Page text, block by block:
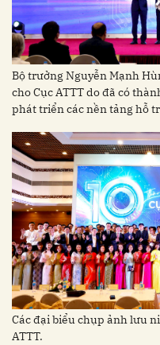
Bộ trưởng Nguyễn Mạnh
cho Cục ATTT do đã có
phát triển các nền tảng hỗ
Các đại biểu chụp ảnh lưu
ATTT.